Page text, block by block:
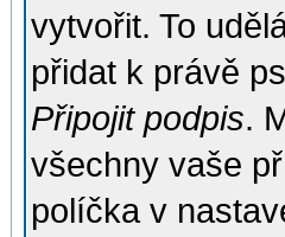
vytvořit. To
přidat k právě
Připojit podpis.
všechny vaše
políčka v